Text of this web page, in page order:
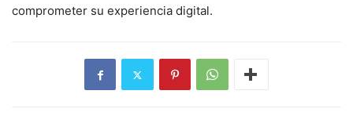
comprometer su experiencia digital.